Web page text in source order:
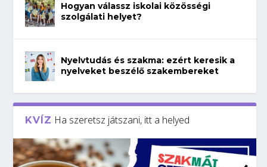
Hogyan válassz iskolai közösségi
szolgálati helyet?
Nyelvtudás és szakma: ezért keresik a
nyelveket beszélő szakembereket
KVÍZ Ha szeretsz játszani, itt a helyed